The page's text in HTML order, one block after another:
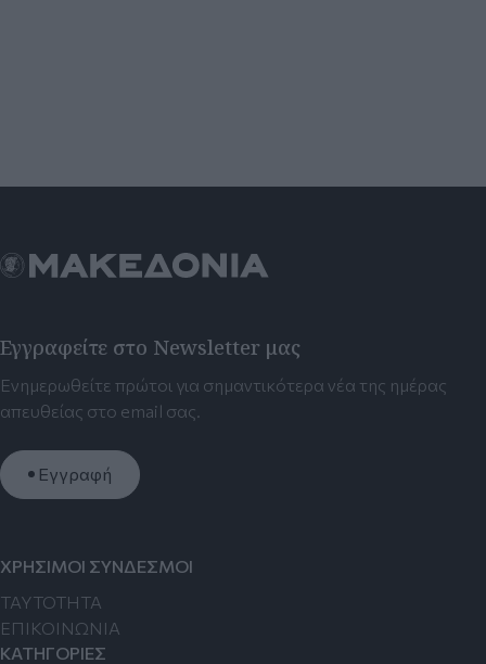
Εγγραφείτε στο Newsletter μας
Ενημερωθείτε πρώτοι για σημαντικότερα νέα της ημέρας
απευθείας στο email σας.
Εγγραφή
ΧΡΗΣΙΜΟΙ ΣΥΝΔΕΣΜΟΙ
TAYTOTHTA
ΕΠΙΚΟΙΝΩΝΙΑ
ΚΑΤΗΓΟΡΙΕΣ